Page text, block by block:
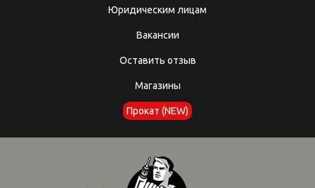
Юридическим лицам
Вакансии
Оставить отзыв
Магазины
Прокат (NEW)